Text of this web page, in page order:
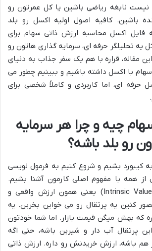
نیست نابغه ریاضی باشین یا کل عمرتون رو
باشین. کافیه اصول اولیه اکسل رو بلد
فایل اکسل محاسبه ارزش ذاتی سهام برای
یه تحلیلگر حرفه ای، سرمایه گذاری هاتون رو
مقاله، قراره با هم یک سفر جذاب به دنیای
با اکسل داشته باشیم و ببینیم چطور می
حرفه ای، اما کاربردی و کاملاً شخصی برای
چیه و چرا هر سرمایه
رو بلد باشه؟
کیبورد بشیم و شروع کنیم به فرمول نویسی
از همه با مفهوم اصلی کارمون آشنا بشیم.
ارزش ذاتی سهام (Intrinsic Value) یعنی همون ارزش واقعی و
کنین یه پرتقال رو می خواین بخرین. یه
که بهش میگن قیمت بازار. اما شما خودتون
پرتقال آب دار و شیرین باشه، حتی اگه
هم باشه، ارزش خریدنش رو داره. ارزش ذاتی